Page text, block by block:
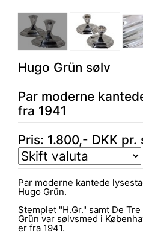
Hugo Grün sølv
Par moderne
fra 1941
Pris: 1.800,- DKK pr.
Par moderne kantede
Hugo Grün.
Stemplet "H.Gr." samt De
Grün var sølvsmed i
er fra 1941.